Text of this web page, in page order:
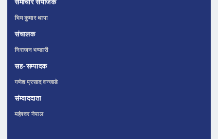
भिम कुमार थापा
संचालक
निराजन भण्डारी
सह-सम्पादक
गणेश प्रसाद वन्जाडे
संम्वाददाता
महेश्वर नेपाल